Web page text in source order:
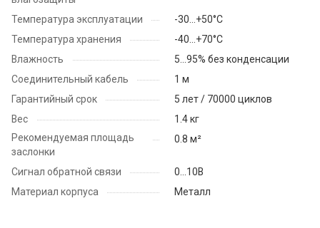
Температура эксплуатации
-30...+50°С
Температура хранения
-40...+70°С
Влажность
5...95% без конденсации
Соединительный кабель
1 м
Гарантийный срок
5 лет / 70000 циклов
Вес
1.4 кг
Рекомендуемая площадь
заслонки
0.8 м²
Сигнал обратной связи
0...10В
Материал корпуса
Металл